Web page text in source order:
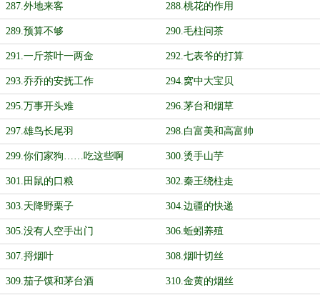
287.外地来客 288.桃花的作用
289.预算不够 290.毛柱问茶
291.一斤茶叶一两金 292.七表爷的打算
293.乔乔的安抚工作 294.窝中大宝贝
295.万事开头难 296.茅台和烟草
297.雄鸟长尾羽 298.白富美和高富帅
299.你们家狗……吃这些啊 300.烫手山芋
301.田鼠的口粮 302.秦王绕柱走
303.天降野栗子 304.边疆的快递
305.没有人空手出门 306.蚯蚓养殖
307.捋烟叶 308.烟叶切丝
309.茄子馍和茅台酒 310.金黄的烟丝